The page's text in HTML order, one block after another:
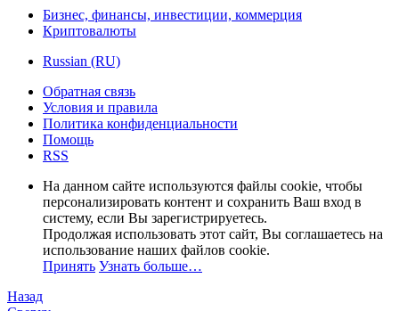
Бизнес, финансы, инвестиции, коммерция
Криптовалюты
Russian (RU)
Обратная связь
Условия и правила
Политика конфиденциальности
Помощь
RSS
На данном сайте используются файлы cookie, чтобы
персонализировать контент и сохранить Ваш вход в
систему, если Вы зарегистрируетесь.
Продолжая использовать этот сайт, Вы соглашаетесь на
использование наших файлов cookie.
Принять Узнать больше…
Назад